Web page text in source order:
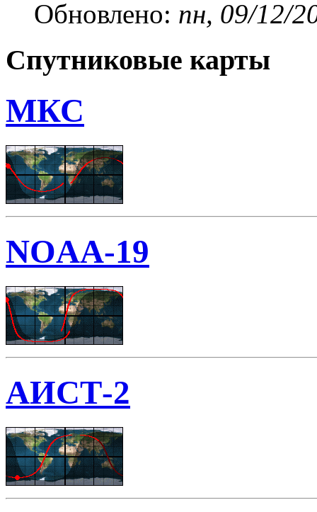
Обновлено: пн, 09/12/
Спутниковые карты
МКС
NOAA-19
АИСТ-2